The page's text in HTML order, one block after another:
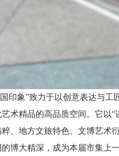
象”致力于以创意表达与工
术精品的高品质空间。它以
、地方文旅特色、文博艺术
博大精深，成为本届市集上